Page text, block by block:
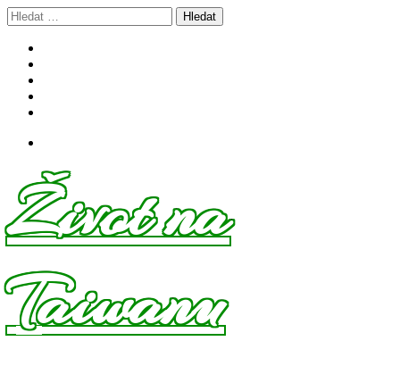
Skip
to
content
Vyhledávání
Život na
Taiwanu